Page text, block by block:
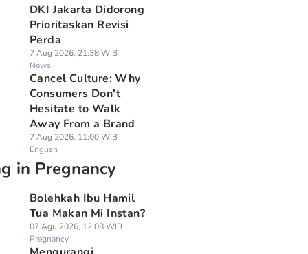
DKI Jakarta Didorong
Prioritaskan Revisi
Perda
7 Aug 2026, 21:38 WIB
News
Cancel Culture: Why
Consumers Don't
Hesitate to Walk
Away From a Brand
7 Aug 2026, 11:00 WIB
English
in Pregnancy
Bolehkah Ibu Hamil
Tua Makan Mi Instan?
07 Agu 2026, 12:08 WIB
Pregnancy